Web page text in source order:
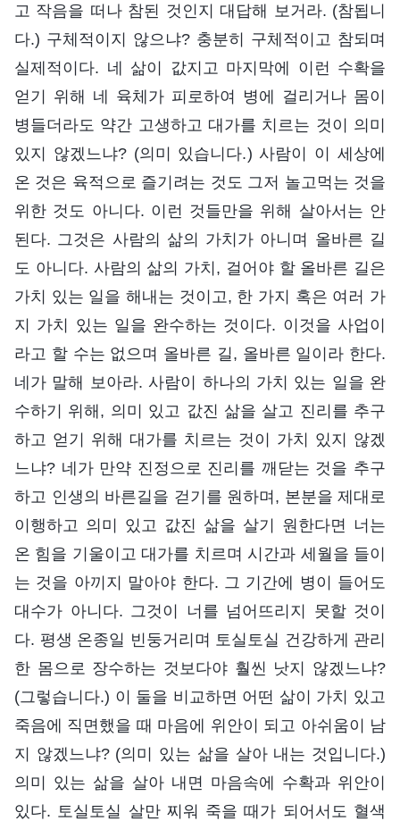
고 작음을 떠나 참된 것인지 대답해 보거라. (참됩니
다.) 구체적이지 않으냐? 충분히 구체적이고 참되며
실제적이다. 네 삶이 값지고 마지막에 이런 수확을
얻기 위해 네 육체가 피로하여 병에 걸리거나 몸이
병들더라도 약간 고생하고 대가를 치르는 것이 의미
있지 않겠느냐? (의미 있습니다.) 사람이 이 세상에
온 것은 육적으로 즐기려는 것도 그저 놀고먹는 것을
위한 것도 아니다. 이런 것들만을 위해 살아서는 안
된다. 그것은 사람의 삶의 가치가 아니며 올바른 길
도 아니다. 사람의 삶의 가치, 걸어야 할 올바른 길은
가치 있는 일을 해내는 것이고, 한 가지 혹은 여러 가
지 가치 있는 일을 완수하는 것이다. 이것을 사업이
라고 할 수는 없으며 올바른 길, 올바른 일이라 한다.
네가 말해 보아라. 사람이 하나의 가치 있는 일을 완
수하기 위해, 의미 있고 값진 삶을 살고 진리를 추구
하고 얻기 위해 대가를 치르는 것이 가치 있지 않겠
느냐? 네가 만약 진정으로 진리를 깨닫는 것을 추구
하고 인생의 바른길을 걷기를 원하며, 본분을 제대로
이행하고 의미 있고 값진 삶을 살기 원한다면 너는
온 힘을 기울이고 대가를 치르며 시간과 세월을 들이
는 것을 아끼지 말아야 한다. 그 기간에 병이 들어도
대수가 아니다. 그것이 너를 넘어뜨리지 못할 것이
다. 평생 온종일 빈둥거리며 토실토실 건강하게 관리
한 몸으로 장수하는 것보다야 훨씬 낫지 않겠느냐?
(그렇습니다.) 이 둘을 비교하면 어떤 삶이 가치 있고
죽음에 직면했을 때 마음에 위안이 되고 아쉬움이 남
지 않겠느냐? (의미 있는 삶을 살아 내는 것입니다.)
의미 있는 삶을 살아 내면 마음속에 수확과 위안이
있다. 토실토실 살만 찌워 죽을 때가 되어서도 혈색